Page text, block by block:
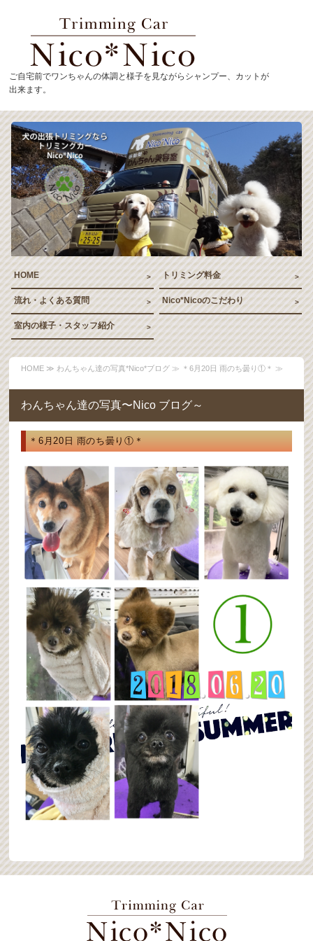
ご自宅前でワンちゃんの体調と様子を見ながらシャンプー、カットが
出来ます。
HOME トリミング料金
流れ・よくある質問 Nico*Nicoのこだわり
室内の様子・スタッフ紹介
HOME ≫ わんちゃん達の写真*Nico*ブログ ≫ ＊6月20日 雨のち曇り①＊ ≫
わんちゃん達の写真〜Nico ブログ～
＊6月20日 雨のち曇り①＊